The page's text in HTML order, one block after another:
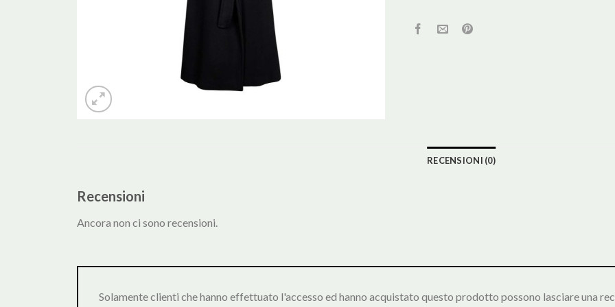
RECENSIONI (0)
Recensioni
Ancora non ci sono recensioni.
Solamente clienti che hanno effettuato l'accesso ed hanno acquistato questo prodotto possono lasciare una